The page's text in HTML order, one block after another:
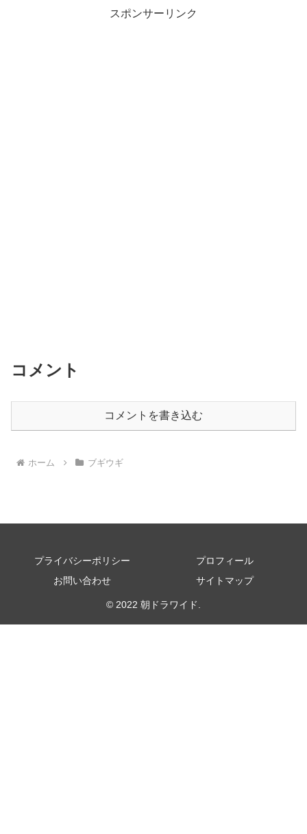
スポンサーリンク
コメント
コメントを書き込む
ホーム ブギウギ
プライバシーポリシー
プロフィール
お問い合わせ
サイトマップ
© 2022 朝ドラワイド.